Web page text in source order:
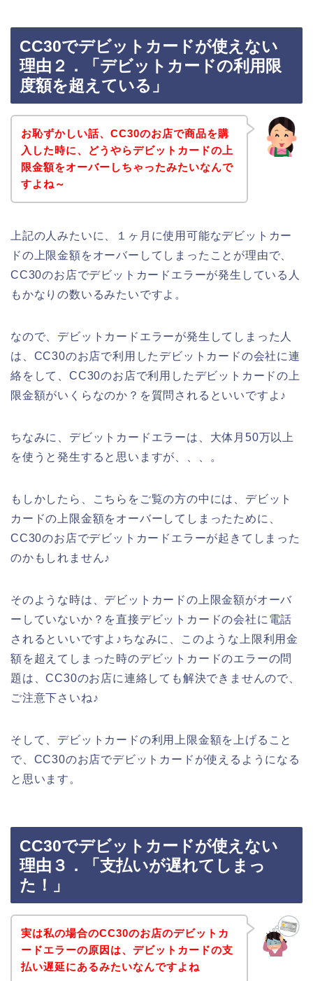
CC30でデビットカードが使えない
理由２．「デビットカードの利用限
度額を超えている」
お恥ずかしい話、CC30のお店で商品を購
入した時に、どうやらデビットカードの上
限金額をオーバーしちゃったみたいなんで
すよね～
上記の人みたいに、１ヶ月に使用可能なデビットカー
ドの上限金額をオーバーしてしまったことが理由で、
CC30のお店でデビットカードエラーが発生している人
もかなりの数いるみたいですよ。
なので、デビットカードエラーが発生してしまった人
は、CC30のお店で利用したデビットカードの会社に連
絡をして、CC30のお店で利用したデビットカードの上
限金額がいくらなのか？を質問されるといいですよ♪
ちなみに、デビットカードエラーは、大体月50万以上
を使うと発生すると思いますが、、、。
もしかしたら、こちらをご覧の方の中には、デビット
カードの上限金額をオーバーしてしまったために、
CC30のお店でデビットカードエラーが起きてしまった
のかもしれません♪
そのような時は、デビットカードの上限金額がオーバ
ーしていないか？を直接デビットカードの会社に電話
されるといいですよ♪ちなみに、このような上限利用金
額を超えてしまった時のデビットカードのエラーの問
題は、CC30のお店に連絡しても解決できませんので、
ご注意下さいね♪
そして、デビットカードの利用上限金額を上げること
で、CC30のお店でデビットカードが使えるようになる
と思います。
CC30でデビットカードが使えない
理由３．「支払いが遅れてしまっ
た！」
実は私の場合のCC30のお店のデビットカ
ードエラーの原因は、デビットカードの支
払い遅延にあるみたいなんですよね